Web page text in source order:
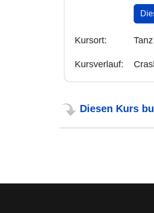
Kursort:
Kursverlauf:
Diesen Kurs